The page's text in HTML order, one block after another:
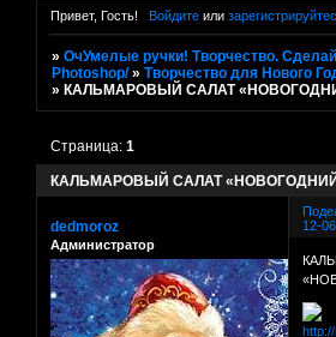
Привет, Гость! Войдитеили
»ОчУмелые ручки! Творчество.
Photoshop/ »Творчество для Нового
» КАЛЬМАРОВЫЙ САЛАТ
КАЛЬМАРОВЫЙ САЛАТ
Страница:1
12-
dedmoroz
Администратор